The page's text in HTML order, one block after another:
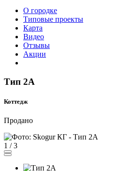
О городке
Типовые проекты
Карта
Видео
Отзывы
Акции
Тип 2А
Коттедж
Продано
1 / 3